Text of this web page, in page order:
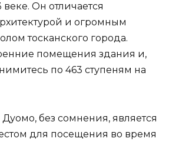
веке. Он отличается
и огромным
тосканского города.
помещения здания и,
по 463 ступеням на
без сомнения, является
для посещения во время